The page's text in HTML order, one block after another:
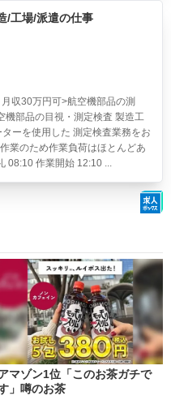
/工場/派遣の仕事
収30万円可>航空機部品の測
機部品の目視・測定検査 製造工
ーを使用した 測定検査業務をお
業のため作業負荷はほとんどあ
08:10 作業開始 12:10 ...
マゾン1位「このお茶ガチで
」噂のお茶